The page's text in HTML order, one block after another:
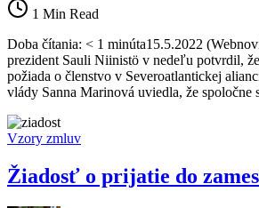
v
NATO,
potvrdil
to
1 Min Read
Doba čítania: < 1 minúta15.5.2022
prezident Sauli Niinistö v nedeľu potvrdil,
požiada o členstvo v Severoatlantickej
vlády Sanna Marinová uviedla, že
Vzory zmluv
Žiadosť o prijatie do